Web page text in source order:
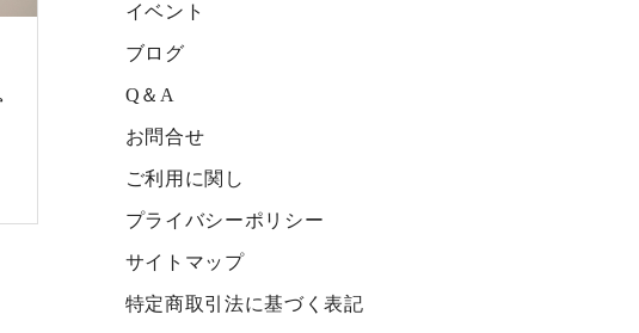
イベント
ブログ
Q＆A
お問合せ
ご利用に関し
プライバシーポリシー
サイトマップ
特定商取引法に基づく表記